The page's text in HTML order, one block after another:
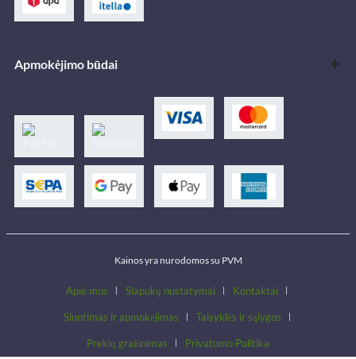
Apmokėjimo būdai
Kainos yra nurodomos su PVM
Apie mus Slapukų nustatymai Kontaktai
Siuntimas ir apmokėjimas Taisyklės ir sąlygos
Prekių gražinimas Privatumo Politika